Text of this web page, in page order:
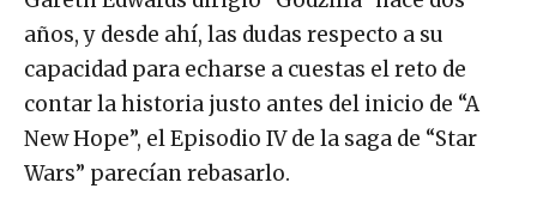
años, y desde ahí, las dudas respecto a su
capacidad para echarse a cuestas el reto de
contar la historia justo antes del inicio de “A
New Hope”, el Episodio IV de la saga de “Star
Wars” parecían rebasarlo.